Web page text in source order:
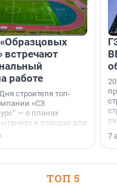
встречают
работе
строителя топ-
«СЗ
— о планах
и поводах для
7
ТОП 5